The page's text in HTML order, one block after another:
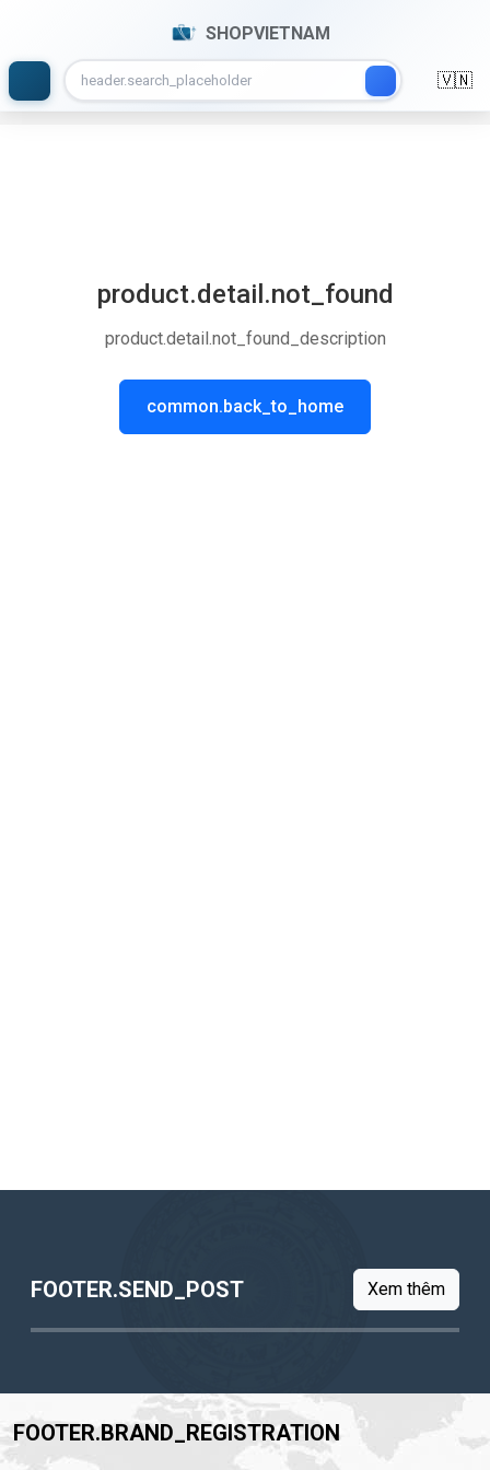
SHOPVIETNAM
🇻🇳
product.detail.not_found
product.detail.not_found_description
common.back_to_home
FOOTER.SEND_POST Xem thêm
FOOTER.BRAND_REGISTRATION